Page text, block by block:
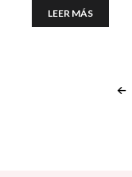
LEER MÁS